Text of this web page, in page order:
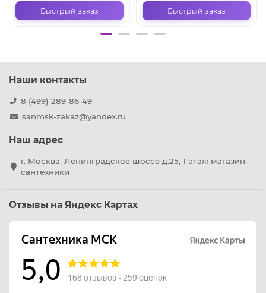
Быстрый заказ Быстрый заказ
Наши контакты
8 (499) 289-86-49
sanmsk-zakaz@yandex.ru
Наш адрес
г. Москва, Ленинградское шоссе д.25, 1 этаж магазин-
сантехники
Отзывы на Яндекс Картах